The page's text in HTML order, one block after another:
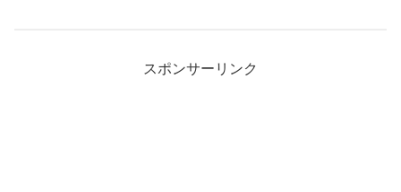
スポンサーリンク